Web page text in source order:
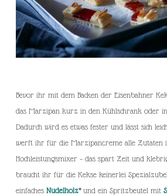
Bevor ihr mit dem Backen der Eisenbahner
das Marzipan kurz in den Kühlschrank oder
Dadurch wird es etwas fester und lässt sich
werft ihr für die Marzipancreme alle Zutaten
Hochleistungsmixer – das spart Zeit und
braucht ihr für die Kekse keinerlei
einfaches Nudelholz*und ein Spritzbeutel mit